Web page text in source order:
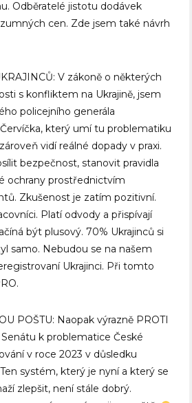
Odběratelé jistotu dodávek
cen. Zde jsem také návrh
V zákoně o některých
s konfliktem na Ukrajině, jsem
policejního generála
který umí tu problematiku
vidí reálné dopady v praxi.
bezpečnost, stanovit pravidla
ochrany prostřednictvím
Zkušenost je zatím pozitivní.
Platí odvody a přispívají
být plusový. 70% Ukrajinců si
samo. Nebudou se na našem
Ukrajinci. Při tomto
POŠTU: Naopak výrazně PROTI
k problematice České
v roce 2023 v důsledku
systém, který je nyní a který se
zlepšit, není stále dobrý.